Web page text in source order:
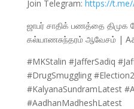
Join Telegram: https://t.me/
ஜாபர் சாதிக் பணத்தை திமுக
கல்யாணசுந்தரம் ஆவேசம் |
#MKStalin #JafferSadiq
#DrugSmuggling
#KalyanaSundramLatest
#AadhanMadheshLatest